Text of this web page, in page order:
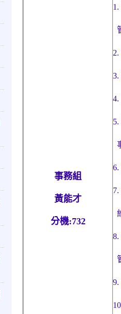
事務組
黃能才
分機:732
1.
2.
3.
4.
5.
6.
7.
8.
9.